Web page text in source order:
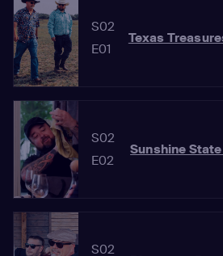
S02
E01
Texas
S02
E02
Sunshine
S02